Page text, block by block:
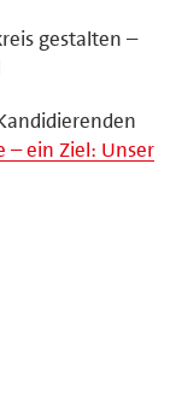
gestalten –
– ein Ziel: Unser